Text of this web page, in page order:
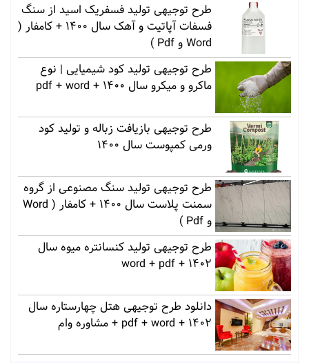
طرح توجیهی تولید فسفریک اسید از سنگ
فسفات آپاتیت و آهک سال 1400 + کامفار (
Word و Pdf )
طرح توجیهی تولید کود شیمیایی | نوع
ماکرو و میکرو سال 1400 + pdf + word
طرح توجیهی بازیافت زباله و تولید کود
ورمی کمپوست سال 1400
طرح توجیهی تولید سنگ مصنوعی از گروه
سمنت پلاست سال 1400 + کامفار ( Word
و Pdf )
طرح توجیهی تولید کنسانتره میوه سال
1402 + word + pdf
دانلود طرح توجیهی هتل چهارستاره سال
1402 + pdf + word + مشاوره وام